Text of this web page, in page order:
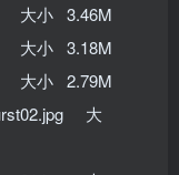
大小 3.46M
大小 3.18M
大小 2.79M
大